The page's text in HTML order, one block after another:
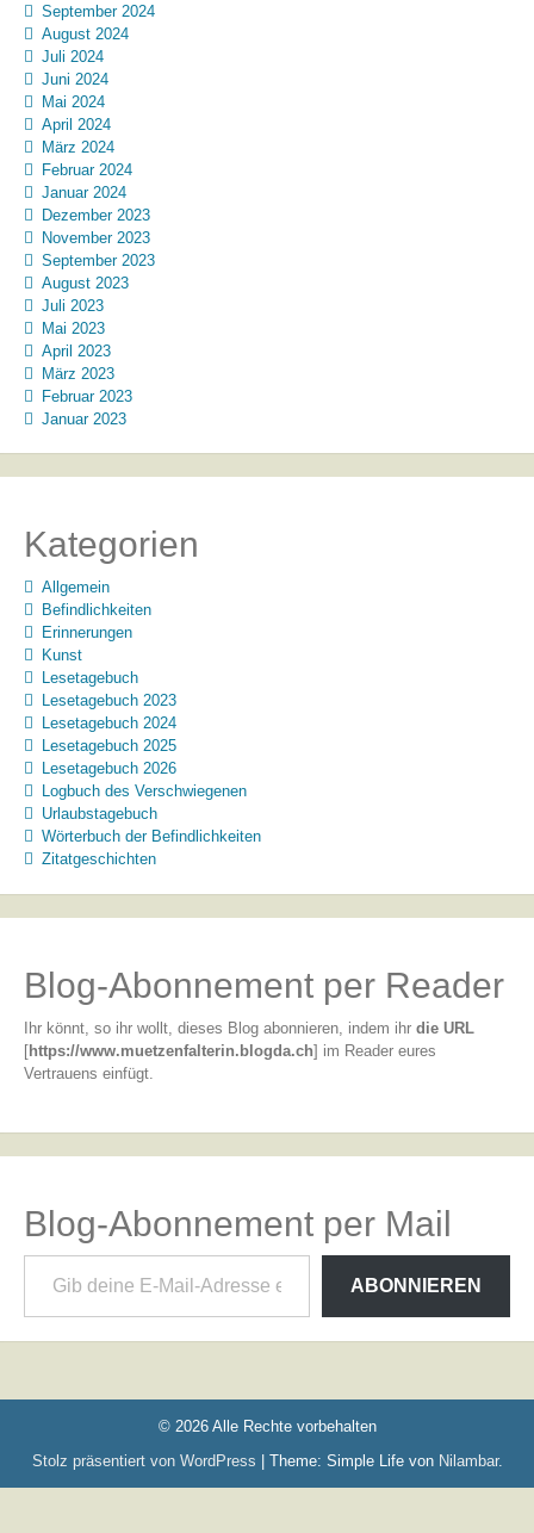
September 2024
August 2024
Juli 2024
Juni 2024
Mai 2024
April 2024
März 2024
Februar 2024
Januar 2024
Dezember 2023
November 2023
September 2023
August 2023
Juli 2023
Mai 2023
April 2023
März 2023
Februar 2023
Januar 2023
Kategorien
Allgemein
Befindlichkeiten
Erinnerungen
Kunst
Lesetagebuch
Lesetagebuch 2023
Lesetagebuch 2024
Lesetagebuch 2025
Lesetagebuch 2026
Logbuch des Verschwiegenen
Urlaubstagebuch
Wörterbuch der Befindlichkeiten
Zitatgeschichten
Blog-Abonnement per Reader
Ihr könnt, so ihr wollt, dieses Blog abonnieren, indem ihr die URL
[https://www.muetzenfalterin.blogda.ch] im Reader eures
Vertrauens einfügt.
Blog-Abonnement per Mail
Gib deine E-Mail-Adresse ein ...
ABONNIEREN
© 2026 Alle Rechte vorbehalten
Stolz präsentiert von WordPress
Theme: Simple Life von Nilambar.